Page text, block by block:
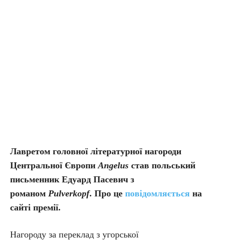
Лавретом головної літературної нагороди
Центральної ЄвропиAngelus став польський
письменник Едуард Пасевич з
романом Pulverkopf. Про це повідомляється на
сайті премії.
Нагороду за переклад з угорської